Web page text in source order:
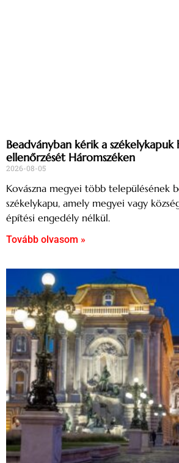
Beadványban kérik a székelykapuk
ellenőrzését Háromszéken
2026-08-05
Kovászna megyei több településének
székelykapu, amely megyei vagy
építési engedély nélkül.
Tovább olvasom »